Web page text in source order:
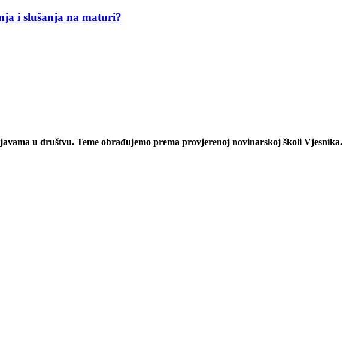
i slušanja na maturi?
u društvu. Teme obrađujemo prema provjerenoj novinarskoj školi Vjesnika.